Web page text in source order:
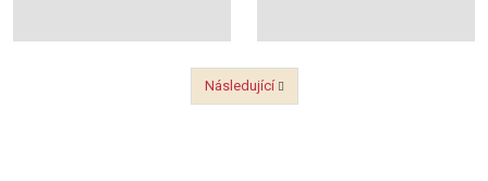
Předchozí
Následující